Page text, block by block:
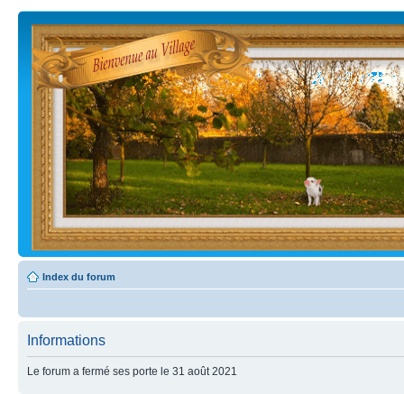
Index du forum
Informations
Le forum a fermé ses porte le 31 août 2021